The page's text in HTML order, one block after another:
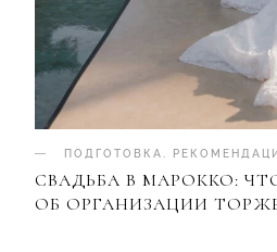
ПОДГОТОВКА
СВАДЬБА В МАРОККО:
ОБ ОРГАНИЗАЦИИ